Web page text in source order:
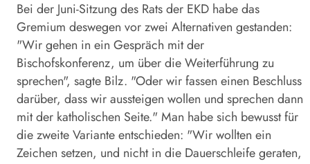
Bei der Juni-Sitzung des Rats der EKD habe das
Gremium deswegen vor zwei Alternativen gestanden:
"Wir gehen in ein Gespräch mit der
Bischofskonferenz, um über die Weiterführung zu
sprechen", sagte Bilz. "Oder wir fassen einen Beschluss
darüber, dass wir aussteigen wollen und sprechen dann
mit der katholischen Seite." Man habe sich bewusst für
die zweite Variante entschieden: "Wir wollten ein
Zeichen setzen, und nicht in die Dauerschleife geraten,